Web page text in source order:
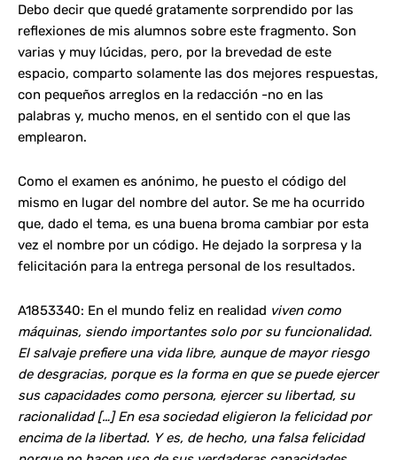
Debo decir que quedé gratamente sorprendido por las
reflexiones de mis alumnos sobre este fragmento. Son
varias y muy lúcidas, pero, por la brevedad de este
espacio, comparto solamente las dos mejores respuestas,
con pequeños arreglos en la redacción -no en las
palabras y, mucho menos, en el sentido con el que las
emplearon.
Como el examen es anónimo, he puesto el código del
mismo en lugar del nombre del autor. Se me ha ocurrido
que, dado el tema, es una buena broma cambiar por esta
vez el nombre por un código. He dejado la sorpresa y la
felicitación para la entrega personal de los resultados.
A1853340: En el mundo feliz en realidad viven como
máquinas, siendo importantes solo por su funcionalidad.
El salvaje prefiere una vida libre, aunque de mayor riesgo
de desgracias, porque es la forma en que se puede ejercer
sus capacidades como persona, ejercer su libertad, su
racionalidad […] En esa sociedad eligieron la felicidad por
encima de la libertad. Y es, de hecho, una falsa felicidad